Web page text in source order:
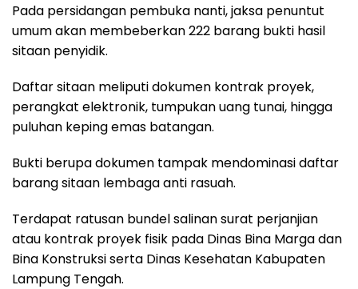
Pada persidangan pembuka nanti, jaksa penuntut
umum akan membeberkan 222 barang bukti hasil
sitaan penyidik.
Daftar sitaan meliputi dokumen kontrak proyek,
perangkat elektronik, tumpukan uang tunai, hingga
puluhan keping emas batangan.
Bukti berupa dokumen tampak mendominasi daftar
barang sitaan lembaga anti rasuah.
Terdapat ratusan bundel salinan surat perjanjian
atau kontrak proyek fisik pada Dinas Bina Marga dan
Bina Konstruksi serta Dinas Kesehatan Kabupaten
Lampung Tengah.